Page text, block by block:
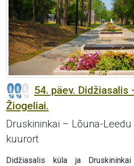
54. päev. Didžiasalis
Žiogeliai.
Druskininkai – Lõuna-
kuurort
Didžiasalis küla ja Druskininkai